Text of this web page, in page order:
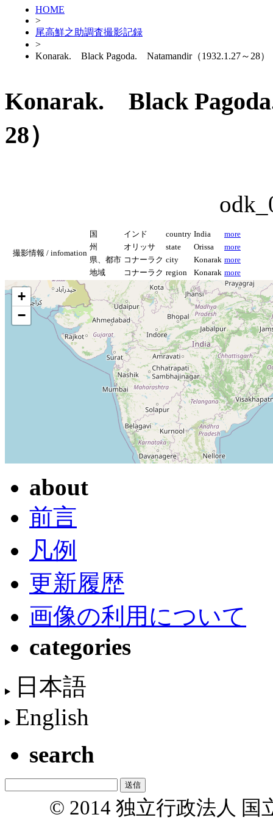
HOME
>
尾高鮮之助調査撮影記録
>
Konarak. Black Pagoda. Natamandir（1932.1.27～28）
Konarak. Black
28）
撮影情報 / infomation
国 インド country India
more
州
オリッサ state Orissa
more
県、都市 コナーラク city Konarak more
地域
コナーラク region Konarak more
+
−
about
前言
凡例
更新履歴
画像の利用について
categories
日本語
English
search
© 2014 独立行政法人 国